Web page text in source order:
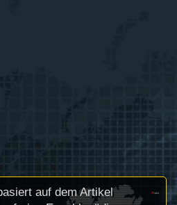
auf dem Artikel